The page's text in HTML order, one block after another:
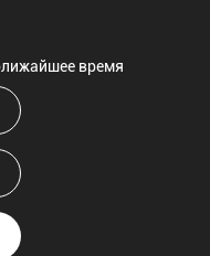
время